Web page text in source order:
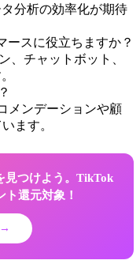
分析の効率化が期待
ースに役立ちますか？
、チャットボット、
メンデーションや顧
ます。
見つけよう。TikTok
ト還元対象！